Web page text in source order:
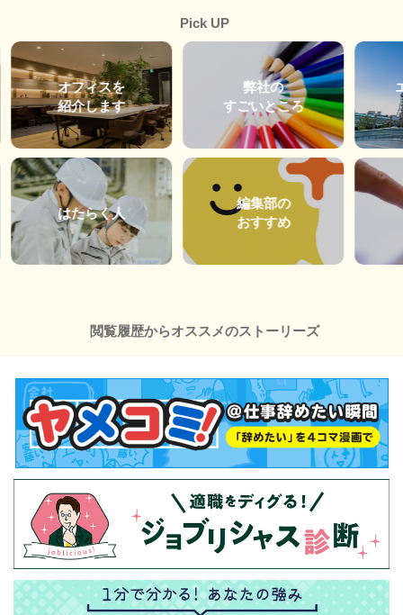
Pick UP
オフィスを
紹介します
はたらく人
弊社の
すごいところ
編集部の
おすすめ
閲覧履歴からオススメのストーリーズ